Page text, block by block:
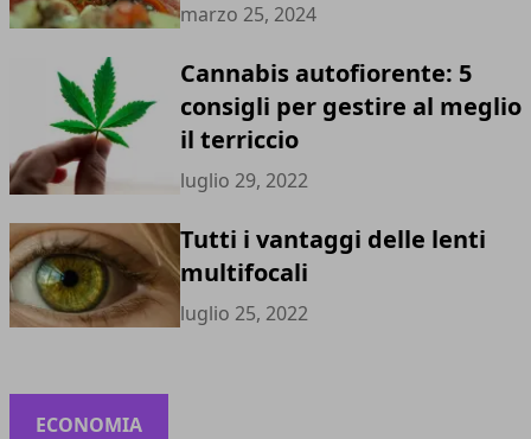
marzo 25, 2024
Cannabis autofiorente: 5
consigli per gestire al meglio
il terriccio
luglio 29, 2022
Tutti i vantaggi delle lenti
multifocali
luglio 25, 2022
ECONOMIA